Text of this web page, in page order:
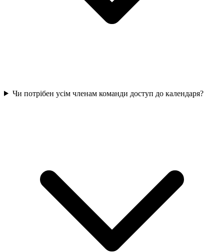
Чи потрібен усім членам команди доступ до календаря?